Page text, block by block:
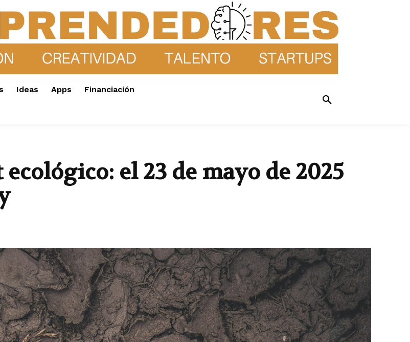
Ideas Apps Financiación
el 23 de mayo de 2025